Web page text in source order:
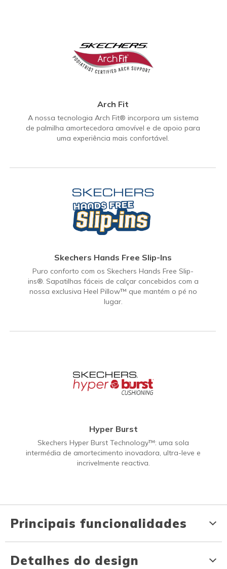
Arch Fit
A nossa tecnologia Arch Fit® incorpora um sistema
de palmilha amortecedora amovível e de apoio para
uma experiência mais confortável.
Skechers Hands Free Slip-Ins
Puro conforto com os Skechers Hands Free Slip-
ins®. Sapatilhas fáceis de calçar concebidos com a
nossa exclusiva Heel Pillow™ que mantém o pé no
lugar.
Hyper Burst
Skechers Hyper Burst Technology™: uma sola
intermédia de amortecimento inovadora, ultra-leve e
incrivelmente reactiva.
Principais funcionalidades
Detalhes do design